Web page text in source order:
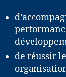
de réussir